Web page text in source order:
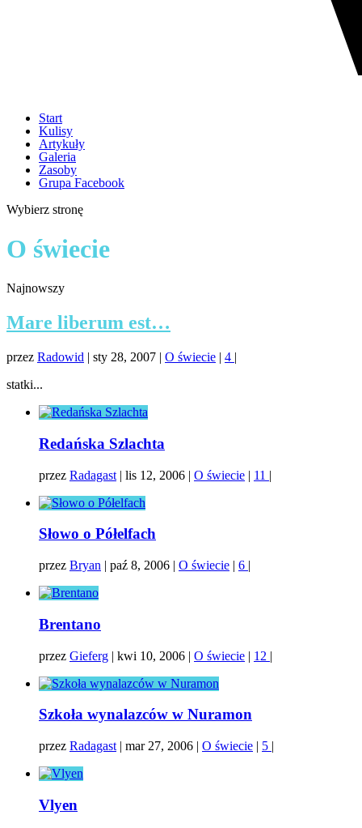
Start
Kulisy
Artykuły
Galeria
Zasoby
Grupa Facebook
Wybierz stronę
O świecie
Najnowszy
Mare liberum est…
przez Radowid | sty 28, 2007 | O świecie | 4 |
statki...
Redańska Szlachta
przez Radagast | lis 12, 2006 | O świecie | 11 |
Słowo o Półelfach
przez Bryan | paź 8, 2006 | O świecie | 6 |
Brentano
przez Gieferg | kwi 10, 2006 | O świecie | 12 |
Szkoła wynalazców w Nuramon
przez Radagast | mar 27, 2006 | O świecie | 5 |
Vlyen